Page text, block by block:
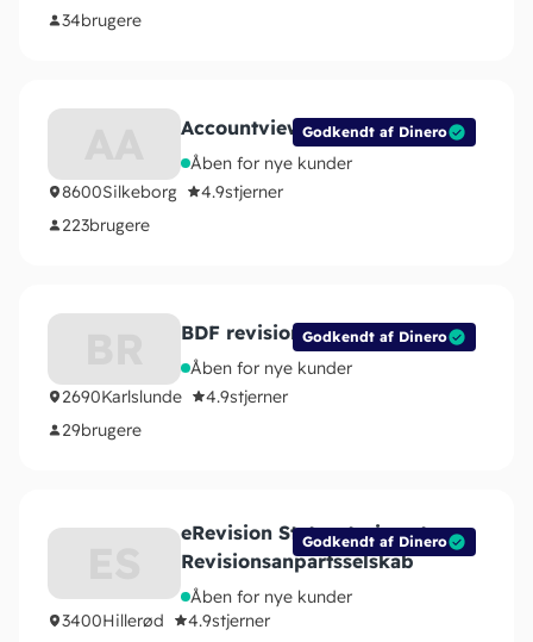
34brugere
Godkendt af Dinero
Accountview ApS
Åben for nye kunder
8600Silkeborg 4.9stjerner
223brugere
Godkendt af Dinero
BDF revision ApS
Åben for nye kunder
2690Karlslunde 4.9stjerner
29brugere
Godkendt af Dinero
eRevision Statsautoriseret
Revisionsanpartsselskab
Åben for nye kunder
3400Hillerød 4.9stjerner